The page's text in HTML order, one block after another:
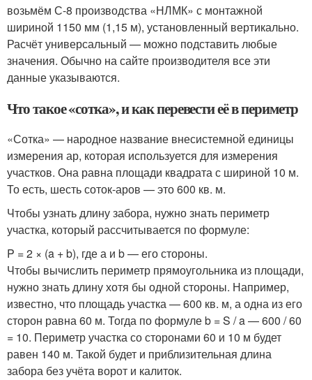
возьмём С-8 производства «НЛМК» с монтажной
шириной 1150 мм (1,15 м), установленный вертикально.
Расчёт универсальный — можно подставить любые
значения. Обычно на сайте производителя все эти
данные указываются.
Что такое «сотка», и как перевести её в периметр
«Сотка» — народное название внесистемной единицы
измерения ар, которая используется для измерения
участков. Она равна площади квадрата с шириной 10 м.
То есть, шесть соток-аров — это 600 кв. м.
Чтобы узнать длину забора, нужно знать периметр
участка, который рассчитывается по формуле:
P = 2 × (a + b), где а и b — его стороны.
Чтобы вычислить периметр прямоугольника из площади,
нужно знать длину хотя бы одной стороны. Например,
известно, что площадь участка — 600 кв. м, а одна из его
сторон равна 60 м. Тогда по формуле b = S / a — 600 / 60
= 10. Периметр участка со сторонами 60 и 10 м будет
равен 140 м. Такой будет и приблизительная длина
забора без учёта ворот и калиток.